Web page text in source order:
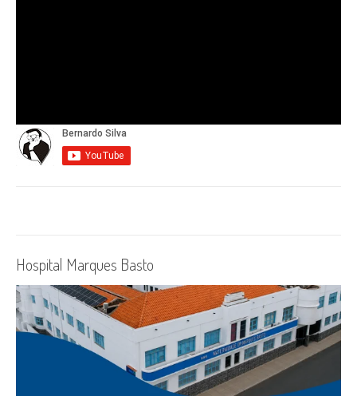
Hospital Marques Basto